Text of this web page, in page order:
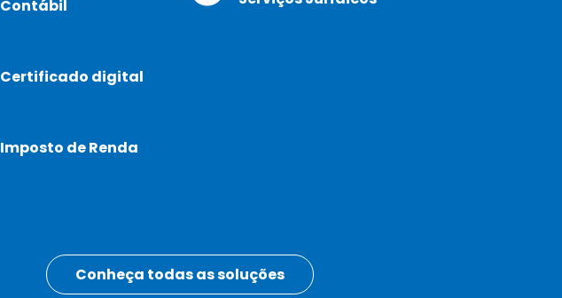
Contábil
Certificado digital
Imposto de Renda
Conheça todas as soluções